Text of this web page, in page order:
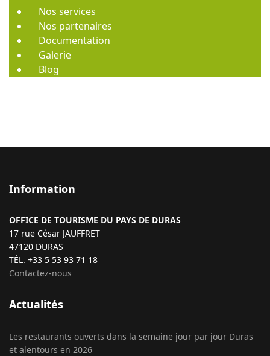
Nos services
Nos partenaires
Documentation
Galerie
Blog
Information
OFFICE DE TOURISME DU PAYS DE DURAS
17 rue César JAUFFRET
47120 DURAS
TÉL. +33 5 53 93 71 18
Contactez-nous
Actualités
Les restaurants ouverts dans la semaine jour par jour Duras
et alentours en 2026